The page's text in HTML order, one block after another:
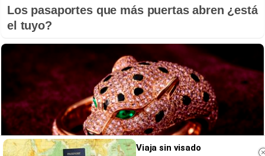
Los pasaportes que más puertas abren ¿está
el tuyo?
Viaja sin visado